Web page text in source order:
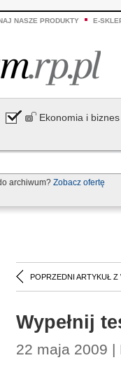
NASZE PRODUKTY E-
Ekonomia i biznes
archiwum? Zobacz ofertę
POPRZEDNI ARTYKUŁ Z
Wypełnij
22 maja 2009 |